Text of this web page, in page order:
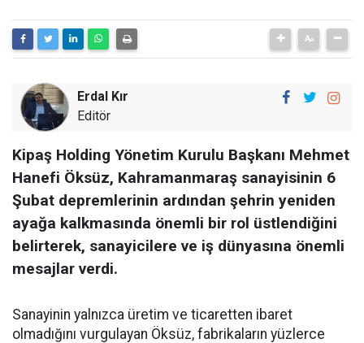
Erdal Kır
Editör
Kipaş Holding Yönetim Kurulu Başkanı Mehmet
Hanefi Öksüz, Kahramanmaraş sanayisinin 6
Şubat depremlerinin ardından şehrin yeniden
ayağa kalkmasında önemli bir rol üstlendiğini
belirterek, sanayicilere ve iş dünyasına önemli
mesajlar verdi.
Sanayinin yalnızca üretim ve ticaretten ibaret
olmadığını vurgulayan Öksüz, fabrikaların yüzlerce